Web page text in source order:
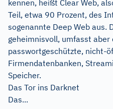
kennen, heißt Clear Web,
Teil, etwa 90 Prozent, des
sogenannte Deep Web aus.
geheimnisvoll, umfasst aber
passwortgeschützte, nicht-
Firmendatenbanken,
Speicher.
Das Tor ins Darknet
Das...